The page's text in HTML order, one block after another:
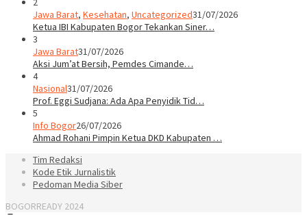
Jawa Barat, Kesehatan, Uncategorized31/07/2026
Ketua IBI Kabupaten Bogor Tekankan Siner…
3
Jawa Barat31/07/2026
Aksi Jum’at Bersih, Pemdes Cimande…
4
Nasional31/07/2026
Prof. Eggi Sudjana: Ada Apa Penyidik Tid…
5
Info Bogor26/07/2026
Ahmad Rohani Pimpin Ketua DKD Kabupaten …
Tim Redaksi
Kode Etik Jurnalistik
Pedoman Media Siber
BOGORREADY 2024